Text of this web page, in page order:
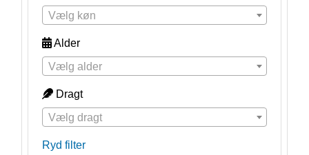
Vælg køn
Alder
Vælg alder
Dragt
Vælg dragt
Ryd filter